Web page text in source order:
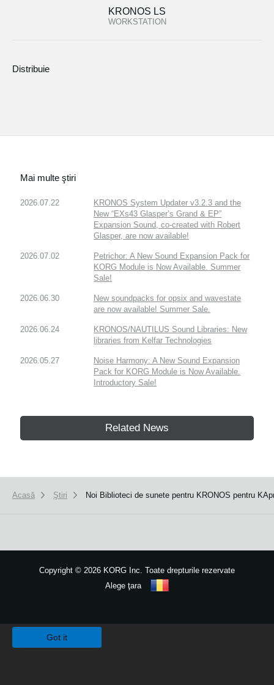
KRONOS LS
WORKSTATION
Distribuie
Mai multe ştiri
2026.07.22
KRONOS System Updater v3.2.3 and the
New “EXs43 Glasper’s Grand & EP”
Expansion Sound, co-created with Robert
Glasper, are now available!
2026.07.02
Petrichor: A New Sound Expansion Pack for
KORG Module is Now Available. Summer
Sale!
2026.06.30
New soundpacks for opsix and wavestate
are now available! Summer Sale.
2026.06.24
KRONOS/NAUTILUS Sound Libraries: New
libraries from Kelfar Technologies
2026.05.27
Noise Harmony: A New Sound Expansion
Pack for KORG Module is Now Available.
Introductory Sale!
Related News
Acasă Ştiri Noi Biblioteci de sunete pentru KRONOS pentru
Copyright © 2026 KORG Inc. Toate drepturile rezervate
Alege ţara
Got it